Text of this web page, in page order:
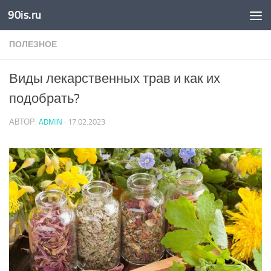
Skip to content
90is.ru
ПОЛЕЗНОЕ
Виды лекарственных трав и как их
подобрать?
АВТОР: ADMIN · 17.02.2023